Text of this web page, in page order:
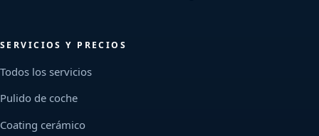
SERVICIOS Y PRECIOS
Todos los servicios
Pulido de coche
Coating cerámico